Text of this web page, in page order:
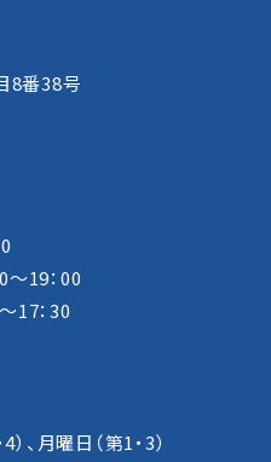
8番38号
19：00
：30
、月曜日（第1・3）